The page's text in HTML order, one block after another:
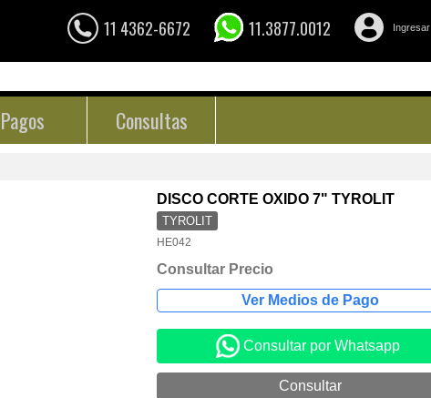
11 4362-6672 11.3877.0012 Ingresar
Pagos Consultas
DISCO CORTE OXIDO 7" TYROLIT
TYROLIT
HE042
Consultar Precio
Consultar por Whatsapp